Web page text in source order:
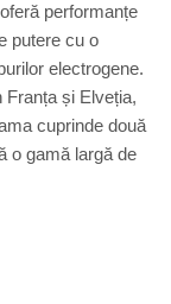
performanțe
putere cu o
electrogene.
și Elveția,
cuprinde două
o gamă largă de